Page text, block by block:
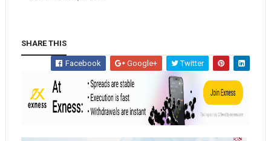
SHARE THIS
Facebook Google+ Twitter